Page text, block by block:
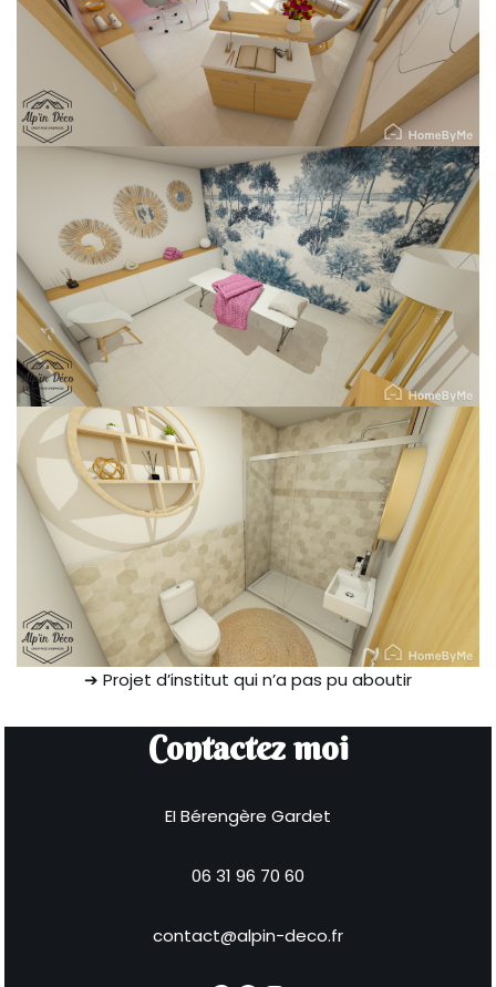
➔ Projet d’institut qui n’a pas pu aboutir
Contactez moi
EI Bérengère Gardet
06 31 96 70 60
contact@alpin-deco.fr